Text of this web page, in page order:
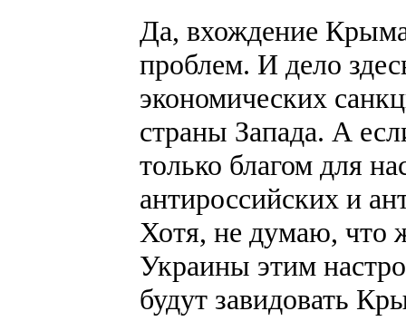
Да, вхождение Крыма
проблем. И дело
экономических
страны Запада. А
только благом для
антироссийских и
Хотя, не думаю, что
Украины этим
будут завидовать